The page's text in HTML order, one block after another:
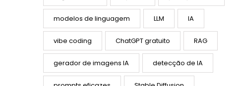
modelos de linguagem LLM IA
vibe coding ChatGPT gratuito RAG
gerador de imagens IA detecção de IA